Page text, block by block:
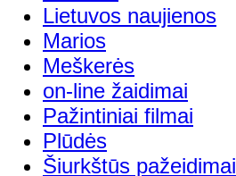
Lietuvos naujienos
Marios
Meškerės
on-line žaidimai
Pažintiniai filmai
Plūdės
Šiurkštūs pažeidimai